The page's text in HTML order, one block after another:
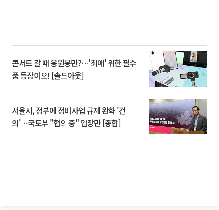
콘서트 갈 때 응원봉만?⋯'최애' 위한 필수
품 등장이오! [솔드아웃]
서울시, 정부에 정비사업 규제 완화 '건
의'⋯국토부 "협의 중" 입장만 [종합]